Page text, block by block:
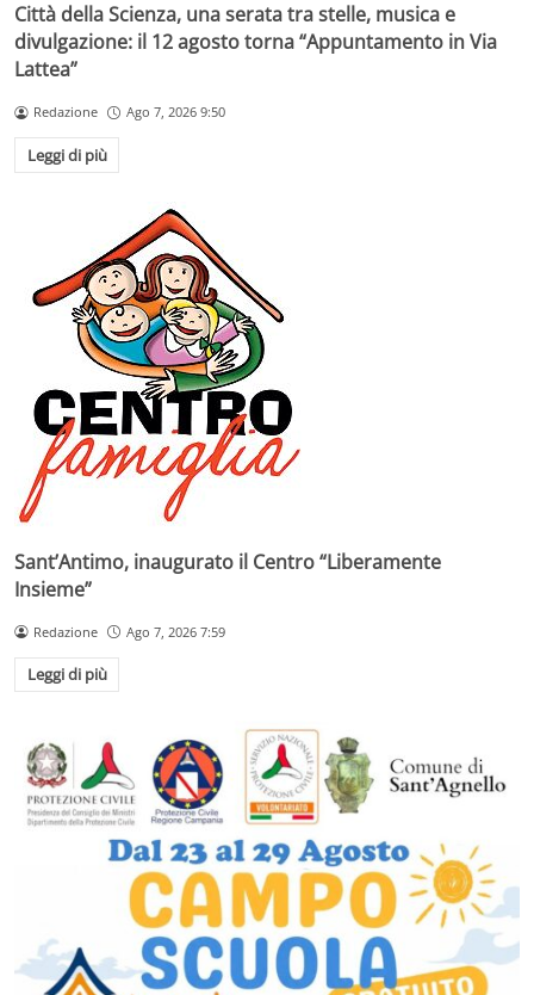
Città della Scienza, una serata tra stelle, musica e
divulgazione: il 12 agosto torna “Appuntamento in Via
Lattea”
Redazione Ago 7, 2026 9:50
Leggi di più
Sant’Antimo, inaugurato il Centro “Liberamente
Insieme”
Redazione Ago 7, 2026 7:59
Leggi di più